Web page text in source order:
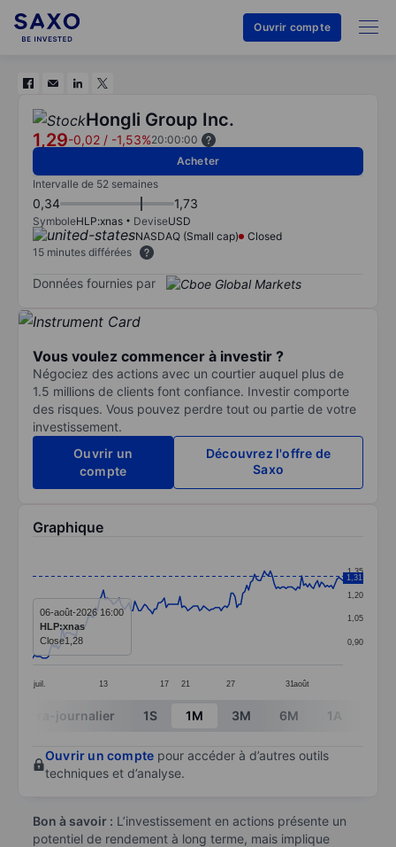
Ouvrir compte
Hongli Group Inc.
1,29-0,02 / -1,53%20:00:00
Acheter
Intervalle de 52 semaines
0,34 1,73
SymboleHLP:xnas DeviseUSD
NASDAQ (Small cap)
Closed
15 minutes différées
Données fournies par
Vous voulez commencer à investir ?
Négociez des actions avec un courtier auquel plus de
1.5 millions de clients font confiance. Investir comporte
des risques. Vous pouvez perdre tout ou partie de votre
investissement.
Ouvrir un
compte
Découvrez l'offre de
Saxo
Graphique
Line chart with 159 data points.
The chart has 1 X axis displaying categories.
The chart has 1 Y axis displaying values. Data
juil. 13 17 21 27 31août
0,90
1,05
1,20
1,35
1,31
06-août-2026 16:00
HLP:xnas
Close1,28
End of interactive chart.
Intra-journalier 1S 1M 3M 6M 1A
Ouvrir un compte pour accéder à d’autres outils
techniques et d’analyse.
Bon à savoir : L’investissement en actions présente un
potentiel de rendement à long terme, mais implique